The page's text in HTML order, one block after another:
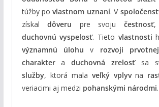
túžby povlastnom uznaní. V
získaldôveru pre svojučestnosť,
duchovnú vyspelosť. Tieto vlastnosti
významnú úlohu v rozvoji
charakteraduchovná zrelosťsa
služby, ktorá mala veľký vplyvna
veriacimi aj medzi pohanskými národmi.